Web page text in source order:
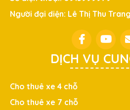
Người đại diện: Lê Thị Thu
DỊCH VỤ
Cho thuê xe 4 chỗ
Cho thuê xe 7 chỗ